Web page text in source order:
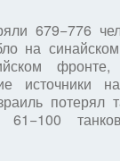
679−776
на
источники
потерял
61−100